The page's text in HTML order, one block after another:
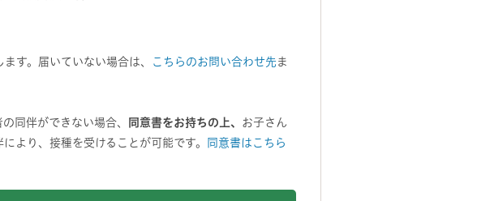
す。届いていない場合は、 こちらのお問い合わせ先ま
同伴ができない場合、
同意書をお持ちの上、 お子さん
より、接種を受けることが可能です。
同意書はこちら